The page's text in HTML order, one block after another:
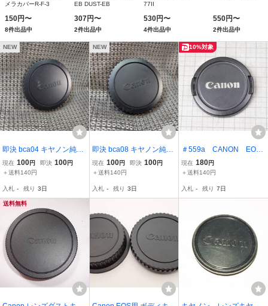
メラカバーR-F-3
150円〜
8件出品中
EB DUST-EB
307円〜
2件出品中
77II
530円〜
4件出品中
550円〜
2件出品中
NEW
即決 bca04 キヤノン純正
EOS用ボディキャップ EF
マウント AF用 送料140
現在 100円 即決 100円
＋送料140円
入札 - 残り 3日
NEW
即決 bca08 キヤノン純正
EOS用ボディキャップ EF
マウント AF用 送料140
現在 100円 即決 100円
＋送料140円
入札 - 残り 3日
10%対象
＃559a CANON EOS
AFレンズ ５８ｍｍキ
ャップ キャノ
現在 180円
＋送料140円
入札 - 残り 7日
送料無料